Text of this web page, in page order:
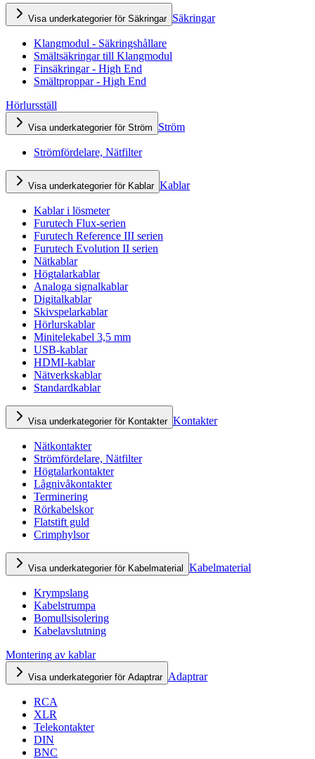
Visa underkategorier för Säkringar Säkringar
Klangmodul - Säkringshållare
Smältsäkringar till Klangmodul
Finsäkringar - High End
Smältproppar - High End
Hörlursställ
Visa underkategorier för Ström Ström
Strömfördelare, Nätfilter
Visa underkategorier för Kablar Kablar
Kablar i lösmeter
Furutech Flux-serien
Furutech Reference III serien
Furutech Evolution II serien
Nätkablar
Högtalarkablar
Analoga signalkablar
Digitalkablar
Skivspelarkablar
Hörlurskablar
Minitelekabel 3,5 mm
USB-kablar
HDMI-kablar
Nätverkskablar
Standardkablar
Visa underkategorier för Kontakter Kontakter
Nätkontakter
Strömfördelare, Nätfilter
Högtalarkontakter
Lågnivåkontakter
Terminering
Rörkabelskor
Flatstift guld
Crimphylsor
Visa underkategorier för Kabelmaterial Kabelmaterial
Krympslang
Kabelstrumpa
Bomullsisolering
Kabelavslutning
Montering av kablar
Visa underkategorier för Adaptrar Adaptrar
RCA
XLR
Telekontakter
DIN
BNC